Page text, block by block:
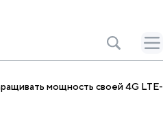
мощность своей 4G